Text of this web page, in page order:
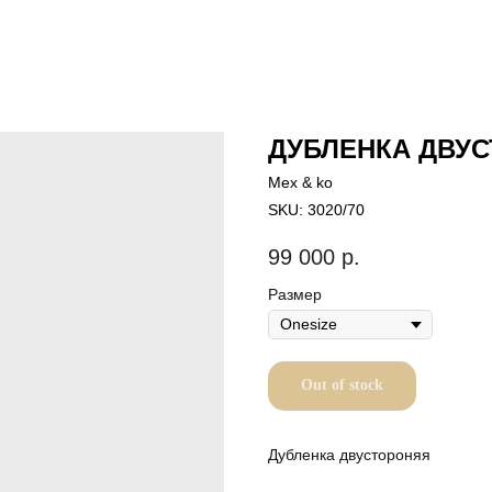
ДУБЛЕНКА
Mex & ko
SKU: 3020/70
99 000 р.
Размер
Out of stock
Дубленка двустороняя